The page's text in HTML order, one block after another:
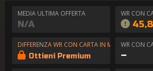
MEDIA ULTIMA OFFERTA
N/A
WR CON
DIFFERENZA WR CON CARTA IN MANO
Ottieni Premium
WR CON
–